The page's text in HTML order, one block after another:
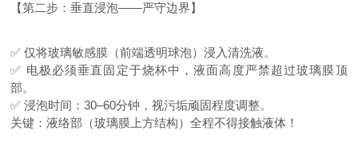
【第二步：垂直浸泡——严守边界】
✅ 仅将玻璃敏感膜（前端透明球泡）浸入清洗液。
✅ 电极必须垂直固定于烧杯中，液面高度严禁超过玻璃膜顶
部。
✅ 浸泡时间：30–60分钟，视污垢顽固程度调整。
关键：液络部（玻璃膜上方结构）全程不得接触液体！